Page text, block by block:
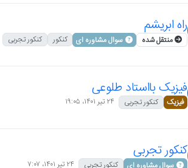
راه ابریشم
منتقل شده سوال مشاوره ای کنکور کنکور تجربی
فیزیک بااستاد طلوعی
فیزیک کنکور تجربی ۲۴ تیر ۱۴۰۱،‏ ۱۹:۰۵
کنکور تجربی
سوال مشاوره ای کنکور تجربی ۲۴ تیر ۱۴۰۱،‏ ۷:۰۷